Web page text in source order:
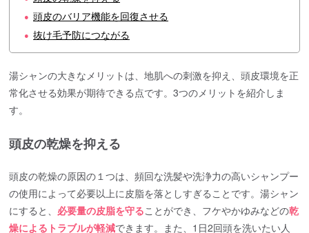
● 頭皮のバリア機能を回復させる
● 抜け毛予防につながる
湯シャンの大きなメリットは、地肌への刺激を抑え、頭皮環境を正
常化させる効果が期待できる点です。3つのメリットを紹介しま
す。
頭皮の乾燥を抑える
頭皮の乾燥の原因の１つは、頻回な洗髪や洗浄力の高いシャンプー
の使用によって必要以上に皮脂を落としすぎることです。湯シャン
にすると、 必要量の皮脂を守ることができ、フケやかゆみなどの乾
燥によるトラブルが軽減できます。また、1日2回頭を洗いたい人